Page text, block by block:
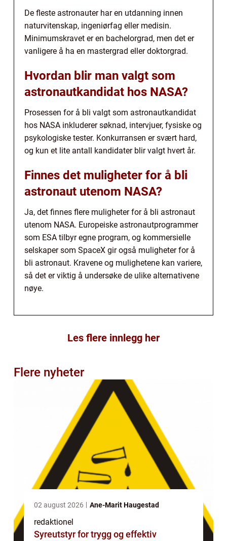
De fleste astronauter har en utdanning innen
naturvitenskap, ingeniørfag eller medisin.
Minimumskravet er en bachelorgrad, men det er
vanligere å ha en mastergrad eller doktorgrad.
Hvordan blir man valgt som
astronautkandidat hos NASA?
Prosessen for å bli valgt som astronautkandidat
hos NASA inkluderer søknad, intervjuer, fysiske og
psykologiske tester. Konkurransen er svært hard,
og kun et lite antall kandidater blir valgt hvert år.
Finnes det muligheter for å bli
astronaut utenom NASA?
Ja, det finnes flere muligheter for å bli astronaut
utenom NASA. Europeiske astronautprogrammer
som ESA tilbyr egne program, og kommersielle
selskaper som SpaceX gir også muligheter for å
bli astronaut. Kravene og mulighetene kan variere,
så det er viktig å undersøke de ulike alternativene
nøye.
Les flere innlegg her
Flere nyheter
02 august 2026 Ane-Marit Haugestad
redaktionel
Syreutstyr for trygg og effektiv